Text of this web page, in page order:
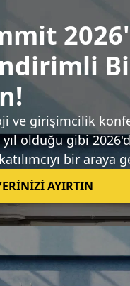
Çözümü ve
takip edin.